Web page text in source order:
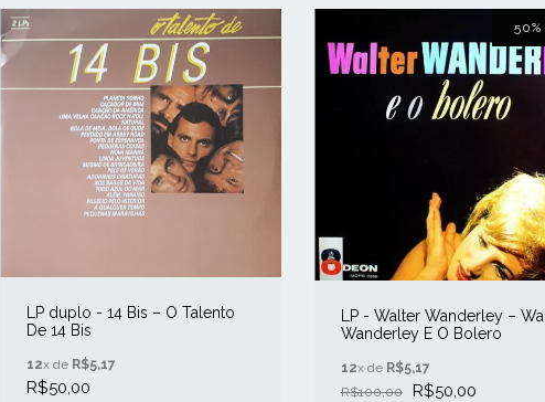
LP duplo - 14 Bis ‎– O Talento
De 14 Bis
12x de R$5,17
R$50,00
50%
LP - Walter Wanderley ‎–
Wanderley E O Bolero
12x de R$5,17
R$100,00
R$50,00